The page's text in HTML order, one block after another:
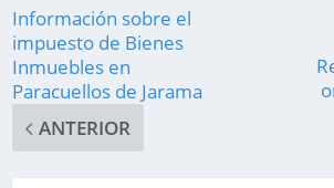
Información sobre el
impuesto de Bienes
Inmuebles en
Paracuellos de Jarama
ANTERIOR